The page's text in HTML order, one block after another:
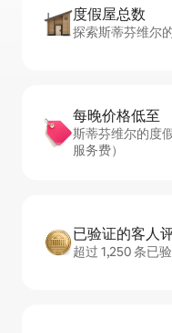
度假屋总数
探索斯蒂芬维尔
每晚价格低至
斯蒂芬维尔的度
服务费）
已验证的客人
超过 1,250 条已